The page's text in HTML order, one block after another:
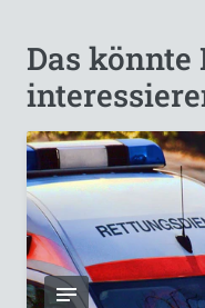
Das könnte